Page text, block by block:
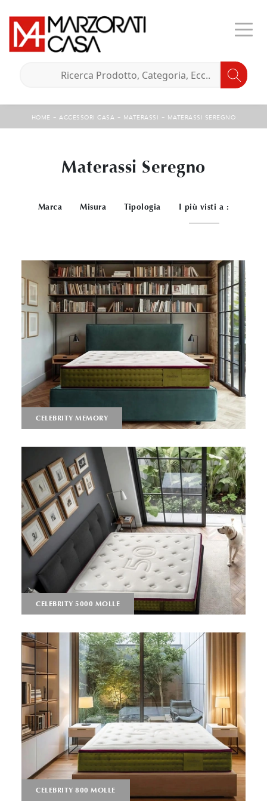
HOME -ACCESSORI CASA - MATERASSI - MATERASSI SEREGNO
Materassi Seregno
Marca Misura Tipologia I più visti a :
CELEBRITY MEMORY
CELEBRITY 5000 MOLLE
CELEBRITY 800 MOLLE